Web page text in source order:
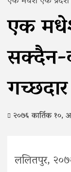
एक
सक्दैन-
गच्छदार
२०७६ कार्तिक १०,
ललितपुर,